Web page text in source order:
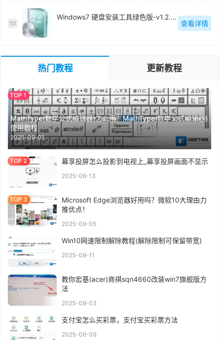
10
Windows7 硬盘安装工具绿色版-v1.2.0.62
查看详情
热门教程 更新教程
MathType(数学公式编辑器)怎么用？MathType(数学公式编辑器)
使用教程
2025-09-01
幕享投屏怎么投影到电视上_幕享投屏画面不显示
2025-06-13
Microsoft Edge浏览器好用吗？微软10大理由力
推优点！
2025-09-05
Win10网速限制解除教程(解除限制可保留带宽)
2025-09-11
教你宏基(acer)商祺sqn4660改装win7旗舰版方
法
2025-09-03
支付宝怎么买彩票，支付宝买彩票方法
2025-06-09